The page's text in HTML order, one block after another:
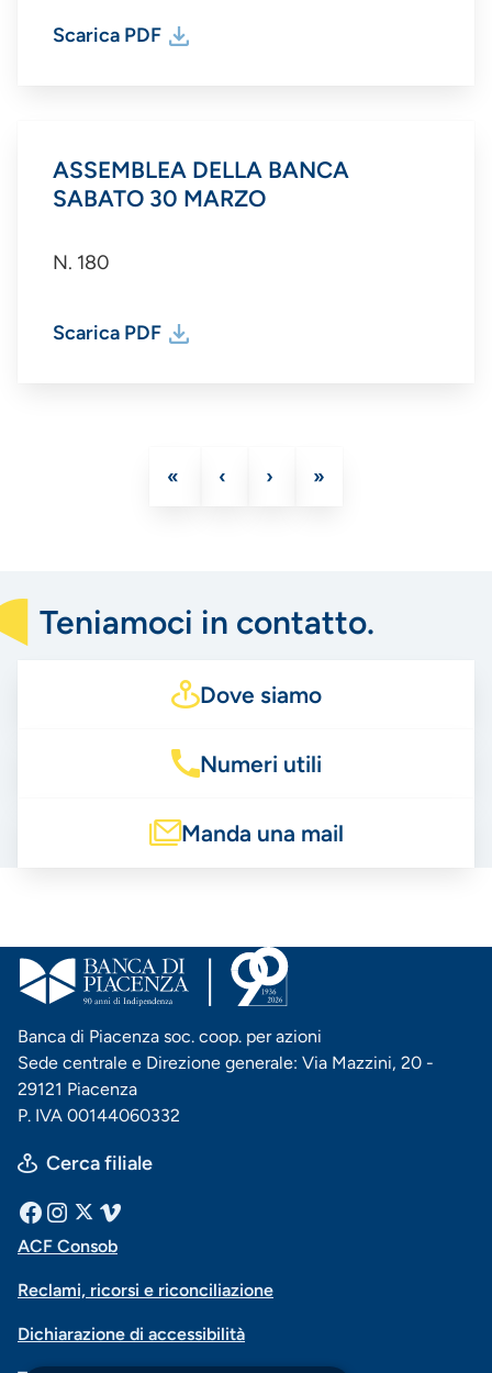
Scarica PDF
ASSEMBLEA DELLA BANCA
SABATO 30 MARZO
N. 180
Scarica PDF
Prima
«
Pagina
‹
Pagina
›
Ultima
»
Teniamoci in contatto.
Dove siamo
Numeri utili
Manda una mail
Banca di Piacenza soc. coop. per azioni
Sede centrale e Direzione generale: Via Mazzini, 20 -
29121 Piacenza
P. IVA 00144060332
Cerca filiale
Menu
social
Facebook
InstagramVimeo
Menu
navigazione
ACF Consob
Reclami, ricorsi e riconciliazione
Dichiarazione di accessibilità